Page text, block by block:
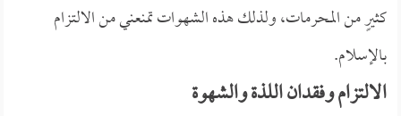
كثيرٍ من المحرمات، ولذلك هذه الشهوات تمنعني من الالتزام
بالإسلام.
الالتزام وفقدان اللذة والشهوة